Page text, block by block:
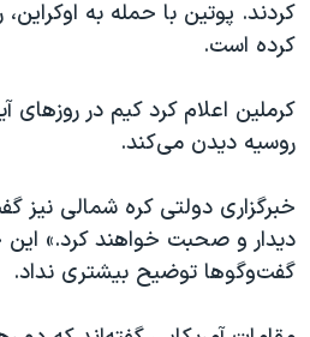
قانون شفافیت دارائی کادر رهبری
اعتراضات مردمی آبان ۹۸
نرگس محمدی برنده جایزه نوبل صلح
صفحه‌های ویژه
سفر پرزیدنت ترامپ به چین
کردند. پوتین با حمله به
کرده است.
کرملین اعلام کرد کیم در روزهای
روسیه دیدن می‌کند.
خبرگزاری دولتی کره شمالی نیز
دیدار و صحبت خواهند کرد.» این
گفت‌و‌گوها توضیح بیشتری نداد.